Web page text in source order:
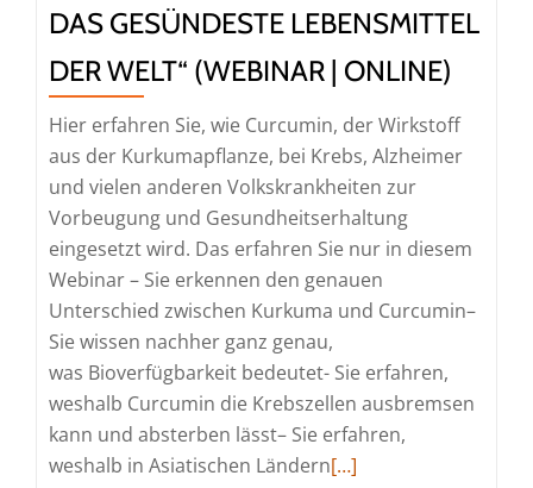
DAS GESÜNDESTE LEBENSMITTEL
DER WELT“ (WEBINAR | ONLINE)
Hier erfahren Sie, wie Curcumin, der Wirkstoff
aus der Kurkumapflanze, bei Krebs, Alzheimer
und vielen anderen Volkskrankheiten zur
Vorbeugung und Gesundheitserhaltung
eingesetzt wird. Das erfahren Sie nur in diesem
Webinar – Sie erkennen den genauen
Unterschied zwischen Kurkuma und Curcumin– ​
Sie wissen nachher ganz genau,
was Bioverfügbarkeit bedeutet​- Sie erfahren,
weshalb Curcumin die Krebszellen ausbremsen
kann und absterben lässt– Sie erfahren,
weshalb in Asiatischen LändernRead
[…]